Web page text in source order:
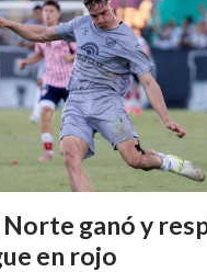
ganó y
en rojo